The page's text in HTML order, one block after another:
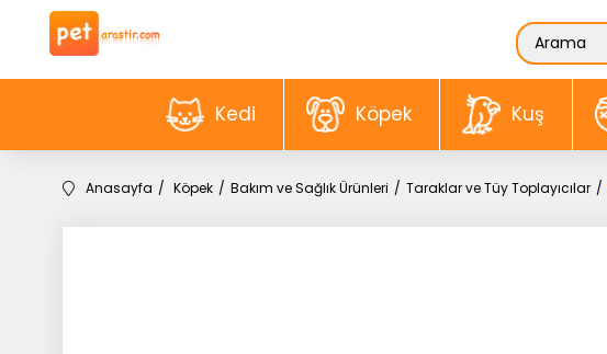
Kedi Köpek Kuş
Anasayfa Köpek Bakım ve Sağlık Ürünleri Taraklar ve Tüy Toplayıcılar